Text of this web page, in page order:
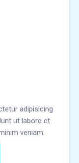
adipisicing
ut labore et
veniam.